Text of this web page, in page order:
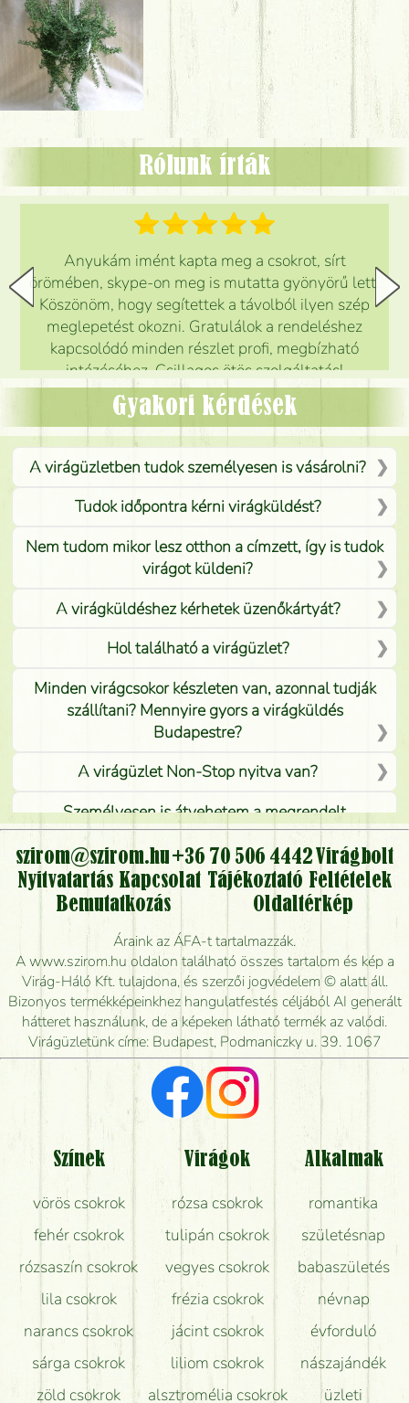
Rólunk írták
Anyukám imént kapta meg a csokrot, sírt
örömében, skype-on meg is mutatta gyönyörű lett.
Köszönöm, hogy segítettek a távolból ilyen szép
meglepetést okozni. Gratulálok a rendeléshez
kapcsolódó minden részlet profi, megbízható
intézéséhez. Csillagos ötös szolgáltatás!
Mónika
Gyakori kérdések
A virágüzletben tudok személyesen is vásárolni?
Tudok időpontra kérni virágküldést?
Nem tudom mikor lesz otthon a címzett, így is tudok
virágot küldeni?
A virágküldéshez kérhetek üzenőkártyát?
Hol található a virágüzlet?
Minden virágcsokor készleten van, azonnal tudják
szállítani? Mennyire gyors a virágküldés
Budapestre?
A virágüzlet Non-Stop nyitva van?
Személyesen is átvehetem a megrendelt
virágcsokrot, vagy csak virágküldéssel, kiszállítással
kérhető?
Vidékre is lehet rendelni?
Meddig rendelhetek virágküldést úgy, hogy még ma
kiszállítsák?
Mennyire gyorsan tudják elkészíteni a csokrot, és
mikor tudják leghamarabb kiszállítani?
Vörös rózsát keresek, van önöknél?
Milyen visszajelzést kapok a virágküldésről?
Tényleg azt kapom, ami a képen van?
Mit kell tudni a virágcsokrok szállításáról?
Hogy marad a lehető legtovább friss a csokor?
Tudok adventi koszorút vásárolni boltban?
szirom@szirom.hu +36 70 506 4442 Virágbolt
Nyitvatartás Kapcsolat Tájékoztató Feltételek
Bemutatkozás
Oldaltérkép
Áraink az ÁFA-t tartalmazzák.
A www.szirom.hu oldalon található összes tartalom és kép a
Virág-Háló Kft. tulajdona, és szerzői jogvédelem © alatt áll.
Bizonyos termékképeinkhez hangulatfestés céljából AI generált
hátteret használunk, de a képeken látható termék az valódi.
Virágüzletünk címe: Budapest, Podmaniczky u. 39. 1067
Színek
vörös csokrok
fehér csokrok
rózsaszín csokrok
lila csokrok
narancs csokrok
sárga csokrok
zöld csokrok
Virágok
rózsa csokrok
tulipán csokrok
vegyes csokrok
frézia csokrok
jácint csokrok
liliom csokrok
alsztromélia csokrok
Alkalmak
romantika
születésnap
babaszületés
névnap
évforduló
nászajándék
üzleti